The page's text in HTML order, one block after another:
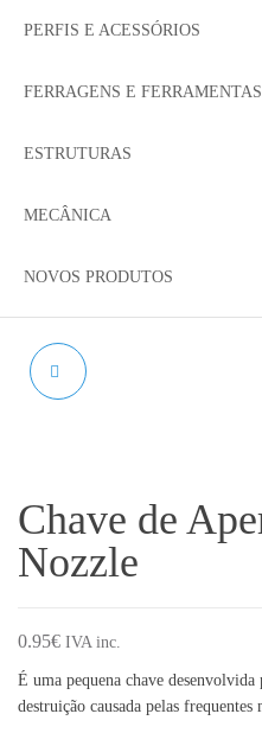
PERFIS E ACESSÓRIOS
FERRAGENS E FERRAMENTAS
ESTRUTURAS
MECÂNICA
NOVOS PRODUTOS
TAMPA PARA PERFIL
Chave de
Nozzle
0.95€ IVA inc.
É uma pequena chave
destruição causada pelas frequentes